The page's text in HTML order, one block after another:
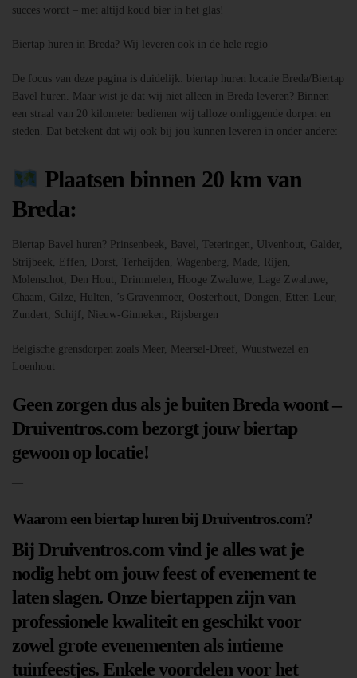
succes wordt – met altijd koud bier in het glas!
Biertap huren in Breda? Wij leveren ook in de hele regio
De focus van deze pagina is duidelijk: biertap huren locatie Breda/Biertap
Bavel huren. Maar wist je dat wij niet alleen in Breda leveren? Binnen
een straal van 20 kilometer bedienen wij talloze omliggende dorpen en
steden. Dat betekent dat wij ook bij jou kunnen leveren in onder andere:
Plaatsen binnen 20 km van
Breda:
Biertap Bavel huren? Prinsenbeek, Bavel, Teteringen, Ulvenhout, Galder,
Strijbeek, Effen, Dorst, Terheijden, Wagenberg, Made, Rijen,
Molenschot, Den Hout, Drimmelen, Hooge Zwaluwe, Lage Zwaluwe,
Chaam, Gilze, Hulten, ’s Gravenmoer, Oosterhout, Dongen, Etten-Leur,
Zundert, Schijf, Nieuw-Ginneken, Rijsbergen
Belgische grensdorpen zoals Meer, Meersel-Dreef, Wuustwezel en
Loenhout
Geen zorgen dus als je buiten Breda woont –
Druiventros.com bezorgt jouw biertap
gewoon op locatie!
—
Waarom een biertap huren bij Druiventros.com?
Bij Druiventros.com vind je alles wat je
nodig hebt om jouw feest of evenement te
laten slagen. Onze biertappen zijn van
professionele kwaliteit en geschikt voor
zowel grote evenementen als intieme
tuinfeestjes. Enkele voordelen voor het